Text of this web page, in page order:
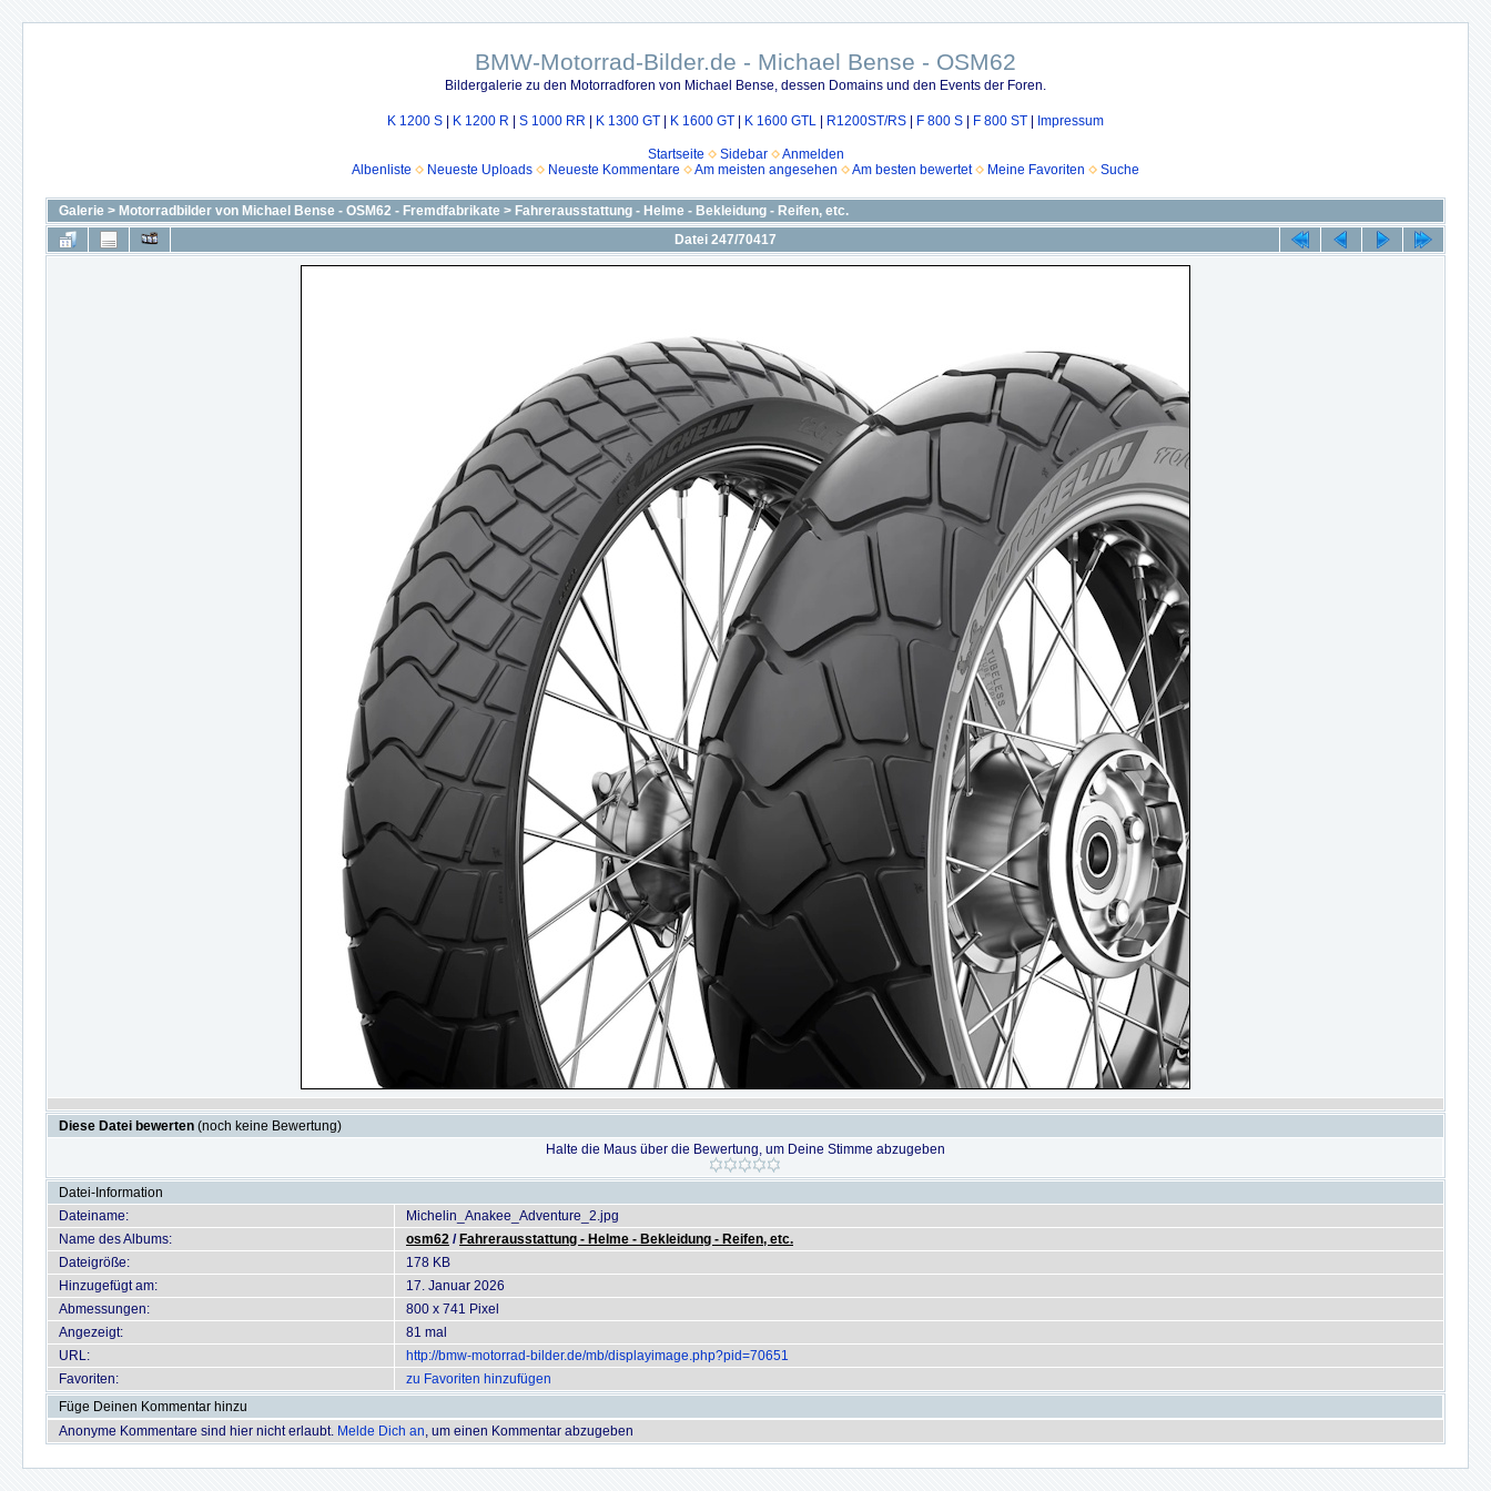
BMW-Motorrad-Bilder.de - Michael Bense - OSM62
Bildergalerie zu den Motorradforen von Michael Bense, dessen Domains und den Events der Foren.
K 1200 S K 1200 R S 1000 RR K 1300 GT K 1600 GT K 1600 GTL R1200ST/RS F 800 S F 800 ST Impressum
Startseite Sidebar
Anmelden
Albenliste
Neueste Uploads Neueste Kommentare Am meisten angesehen Am besten bewertet Meine Favoriten Suche
Galerie > Motorradbilder von Michael Bense - OSM62 - Fremdfabrikate > Fahrerausstattung - Helme - Bekleidung - Reifen, etc.
Datei 247/70417
Diese Datei bewerten (noch keine Bewertung)
Halte die Maus über die Bewertung, um Deine Stimme abzugeben
Datei-Information
Dateiname:
Michelin_Anakee_Adventure_2.jpg
Name des Albums:
osm62 / Fahrerausstattung - Helme - Bekleidung - Reifen, etc.
Dateigröße:
178 KB
Hinzugefügt am:
17. Januar 2026
Abmessungen:
800 x 741 Pixel
Angezeigt:
81 mal
URL:
http://bmw-motorrad-bilder.de/mb/displayimage.php?pid=70651
Favoriten:
zu Favoriten hinzufügen
Füge Deinen Kommentar hinzu
Anonyme Kommentare sind hier nicht erlaubt. Melde Dich an, um einen Kommentar abzugeben